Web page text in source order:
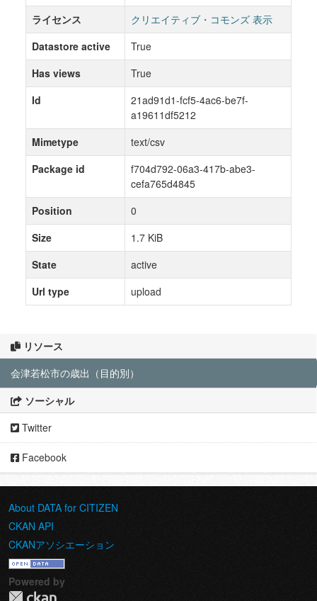
リソース
会津若松市の歳出（目的別）
ソーシャル
Twitter
Facebook
ライセンス
クリエイティブ・コモンズ 表示
Datastore active
True
Has views
True
Id
21ad91d1-fcf5-4ac6-be7f-
a19611df5212
Mimetype
text/csv
Package id
f704d792-06a3-417b-abe3-
cefa765d4845
Position
0
Size
1.7 KiB
State
active
Url type
upload
About DATA for CITIZEN
CKAN API
CKANアソシエーション
Powered by